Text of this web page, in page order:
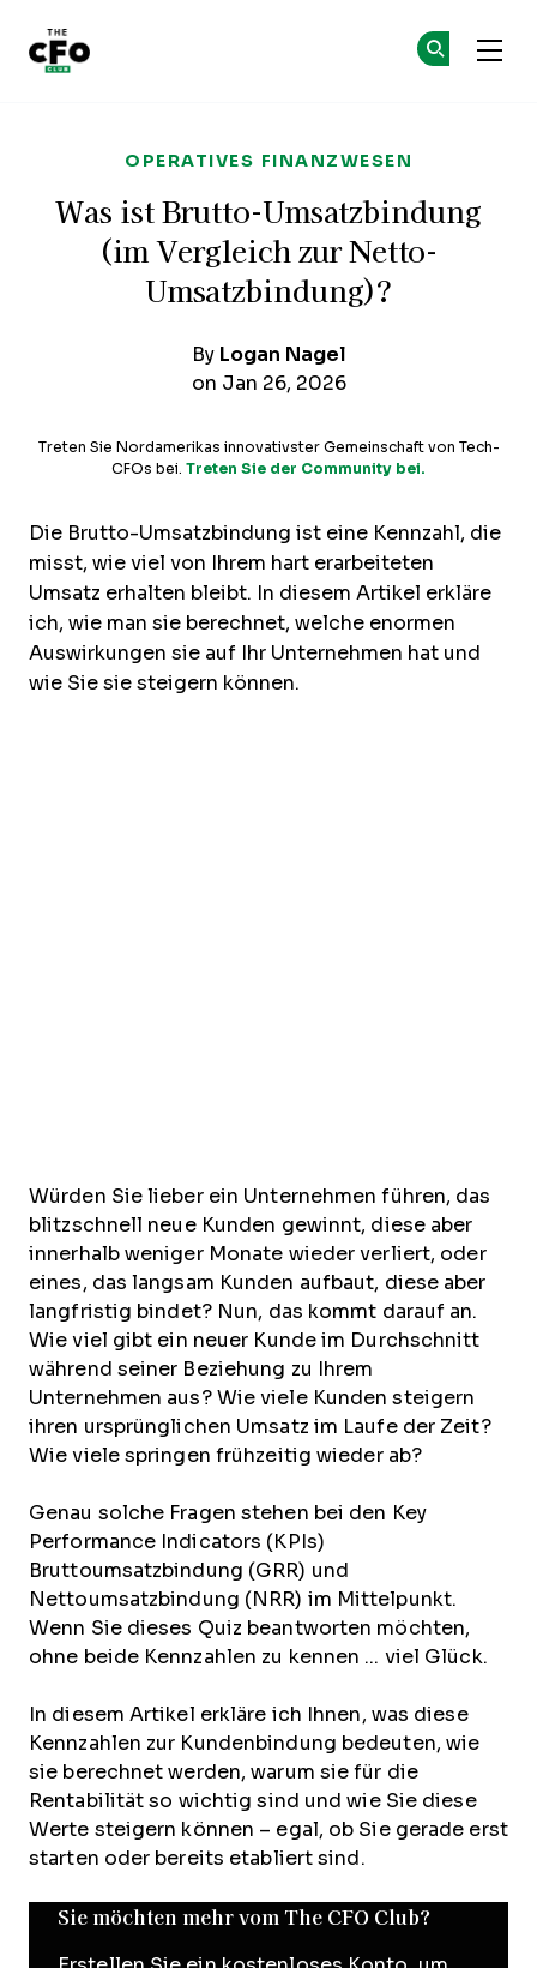
OPERATIVES FINANZWESEN
Was ist Brutto-Umsatzbindung
(im Vergleich zur Netto-
Umsatzbindung)?
By Logan Nagel
on Jan 26, 2026
Treten Sie Nordamerikas innovativster Gemeinschaft von Tech-
CFOs bei. Treten Sie der Community bei.
Die Brutto-Umsatzbindung ist eine Kennzahl, die
misst, wie viel von Ihrem hart erarbeiteten
Umsatz erhalten bleibt. In diesem Artikel erkläre
ich, wie man sie berechnet, welche enormen
Auswirkungen sie auf Ihr Unternehmen hat und
wie Sie sie steigern können.
Würden Sie lieber ein Unternehmen führen, das
blitzschnell neue Kunden gewinnt, diese aber
innerhalb weniger Monate wieder verliert, oder
eines, das langsam Kunden aufbaut, diese aber
langfristig bindet? Nun, das kommt darauf an.
Wie viel gibt ein neuer Kunde im Durchschnitt
während seiner Beziehung zu Ihrem
Unternehmen aus? Wie viele Kunden steigern
ihren ursprünglichen Umsatz im Laufe der Zeit?
Wie viele springen frühzeitig wieder ab?
Genau solche Fragen stehen bei den Key
Performance Indicators (KPIs)
Bruttoumsatzbindung (GRR) und
Nettoumsatzbindung (NRR) im Mittelpunkt.
Wenn Sie dieses Quiz beantworten möchten,
ohne beide Kennzahlen zu kennen ... viel Glück.
In diesem Artikel erkläre ich Ihnen, was diese
Kennzahlen zur Kundenbindung bedeuten, wie
sie berechnet werden, warum sie für die
Rentabilität so wichtig sind und wie Sie diese
Werte steigern können – egal, ob Sie gerade erst
starten oder bereits etabliert sind.
Sie möchten mehr vom The CFO Club?